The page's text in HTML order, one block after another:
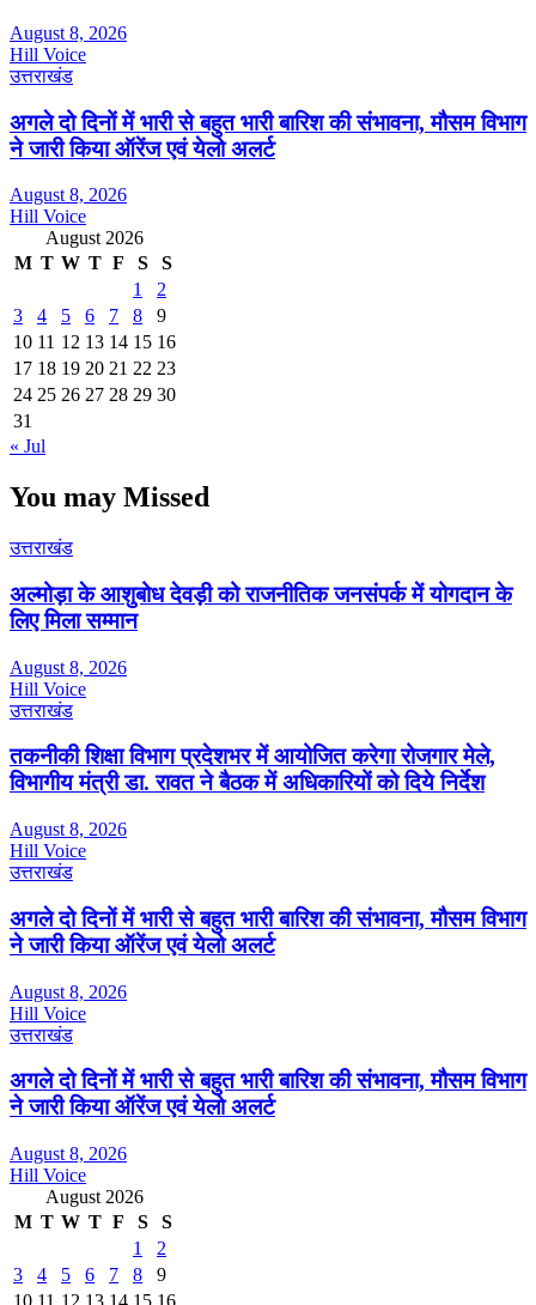
August 8, 2026
Hill Voice
उत्तराखंड
अगले दो दिनों में भारी से बहुत भारी बारिश की संभावना, मौसम विभाग
ने जारी किया ऑरेंज एवं येलो अलर्ट
August 8, 2026
Hill Voice
August 2026
M T W T F S
S
1
2
3
4 5 6 7 8
9
10 11 12 13 14 15 16
17 18 19 20 21 22 23
24 25 26 27 28 29 30
31
« Jul
You may Missed
उत्तराखंड
अल्मोड़ा के आशुबोध देवड़ी को राजनीतिक जनसंपर्क में योगदान के
लिए मिला सम्मान
August 8, 2026
Hill Voice
उत्तराखंड
तकनीकी शिक्षा विभाग प्रदेशभर में आयोजित करेगा रोजगार मेले,
विभागीय मंत्री डा. रावत ने बैठक में अधिकारियों को दिये निर्देश
August 8, 2026
Hill Voice
उत्तराखंड
अगले दो दिनों में भारी से बहुत भारी बारिश की संभावना, मौसम विभाग
ने जारी किया ऑरेंज एवं येलो अलर्ट
August 8, 2026
Hill Voice
उत्तराखंड
अगले दो दिनों में भारी से बहुत भारी बारिश की संभावना, मौसम विभाग
ने जारी किया ऑरेंज एवं येलो अलर्ट
August 8, 2026
Hill Voice
August 2026
M T W T F S
S
1
2
3
4 5 6 7 8
9
10 11 12 13 14 15 16